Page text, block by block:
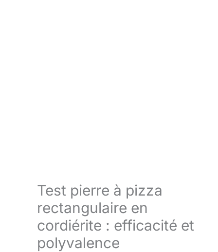
Test pierre à pizza
rectangulaire en
cordiérite : efficacité et
polyvalence